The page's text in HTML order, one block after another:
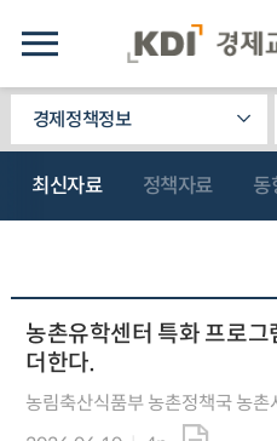
경제정책정보
최신자료 정책자료 동
농촌유학센터 특화 프로
더한다.
농림축산식품부 농촌정책국 농촌